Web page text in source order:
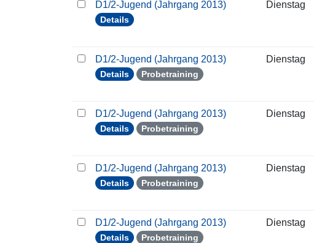
D1/2-Jugend (Jahrgang 2013)
Details
Dienstag
D1/2-Jugend (Jahrgang 2013)
Details Probetraining
Dienstag
D1/2-Jugend (Jahrgang 2013)
Details Probetraining
Dienstag
D1/2-Jugend (Jahrgang 2013)
Details Probetraining
Dienstag
D1/2-Jugend (Jahrgang 2013)
Details Probetraining
Dienstag